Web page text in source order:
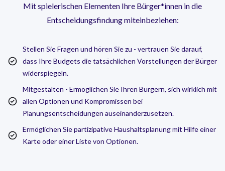
Mit spielerischen Elementen Ihre Bürger*innen in die
Entscheidungsfindung miteinbeziehen:
Stellen Sie Fragen und hören Sie zu - vertrauen Sie darauf,
dass Ihre Budgets die tatsächlichen Vorstellungen der Bürger
widerspiegeln.
Mitgestalten - Ermöglichen Sie Ihren Bürgern, sich wirklich mit
allen Optionen und Kompromissen bei
Planungsentscheidungen auseinanderzusetzen.
Ermöglichen Sie partizipative Haushaltsplanung mit Hilfe einer
Karte oder einer Liste von Optionen.